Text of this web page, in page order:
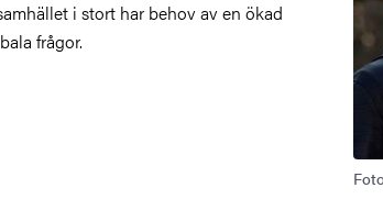
i stort har behov av en ökad
frågor.